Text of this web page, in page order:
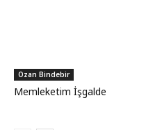
Ozan Bindebir
Memleketim İşgalde